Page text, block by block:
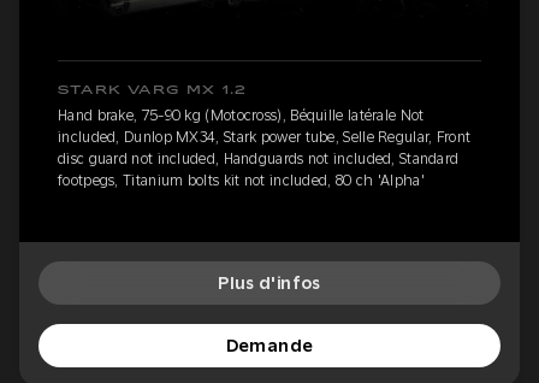
STARK VARG MX 1.2
Hand brake, 75-90 kg (Motocross), Béquille latérale Not
included, Dunlop MX34, Stark power tube, Selle Regular, Front
disc guard not included, Handguards not included, Standard
footpegs, Titanium bolts kit not included, 80 ch 'Alpha'
Plus d'infos
Demande